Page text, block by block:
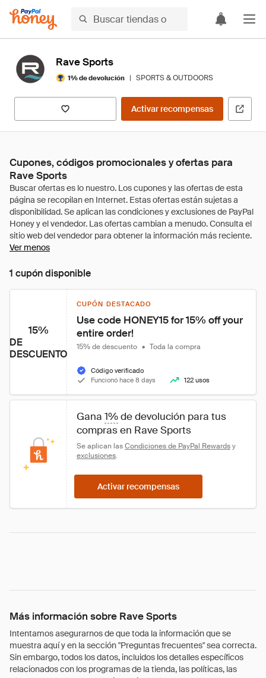
Rave Sports
1% de devolución | SPORTS & OUTDOORS
Activar recompensas
Cupones, códigos promocionales y ofertas para
Rave Sports
Ver menos
1 cupón disponible
15%
DE
DESCUENTO
CUPÓN DESTACADO
Use code HONEY15 for 15% off your
entire order!
15% de descuento • Toda la compra
Código verificado
Funcionó hace 8 days
122 usos
Gana 1% de devolución para tus
compras en Rave Sports
Se aplican las Condiciones de PayPal Rewards y
exclusiones.
Activar recompensas
Más información sobre Rave Sports
Intentamos asegurarnos de que toda la información que se
muestra aquí y en la sección "Preguntas frecuentes" sea correcta.
Sin embargo, todos los datos, incluidos los detalles específicos
relacionados con los programas de la tienda, las políticas, las